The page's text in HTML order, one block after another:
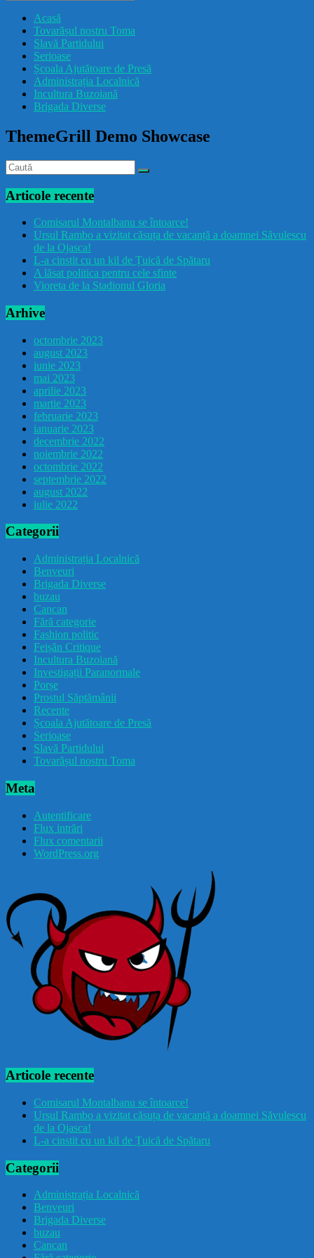
Acasă
Tovarășul nostru Toma
Slavă Partidului
Serioase
Școala Ajutătoare de Presă
Administrația Localnică
Incultura Buzoiană
Brigada Diverse
ThemeGrill Demo Showcase
Articole recente
Comisarul Montalbanu se întoarce!
Ursul Rambo a vizitat căsuța de vacanță a doamnei Săvulescu
de la Ojasca!
L-a cinstit cu un kil de Țuică de Spătaru
A lăsat politica pentru cele sfinte
Vioreta de la Stadionul Gloria
Arhive
octombrie 2023
august 2023
iunie 2023
mai 2023
aprilie 2023
martie 2023
februarie 2023
ianuarie 2023
decembrie 2022
noiembrie 2022
octombrie 2022
septembrie 2022
august 2022
iulie 2022
Categorii
Administrația Localnică
Benveuri
Brigada Diverse
buzau
Cancan
Fără categorie
Fashion politic
Feișăn Critique
Incultura Buzoiană
Investigații Paranormale
Porșe
Prostul Săptămânii
Recente
Școala Ajutătoare de Presă
Serioase
Slavă Partidului
Tovarășul nostru Toma
Meta
Autentificare
Flux intrări
Flux comentarii
WordPress.org
Articole recente
Comisarul Montalbanu se întoarce!
Ursul Rambo a vizitat căsuța de vacanță a doamnei Săvulescu
de la Ojasca!
L-a cinstit cu un kil de Țuică de Spătaru
Categorii
Administrația Localnică
Benveuri
Brigada Diverse
buzau
Cancan